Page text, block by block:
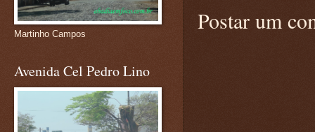
Postar um
Martinho Campos
Avenida Cel Pedro Lino